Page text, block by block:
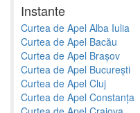
Instante
Curtea de Apel Alba Iulia
Curtea de Apel Bacău
Curtea de Apel Brașov
Curtea de Apel București
Curtea de Apel Cluj
Curtea de Apel Constanța